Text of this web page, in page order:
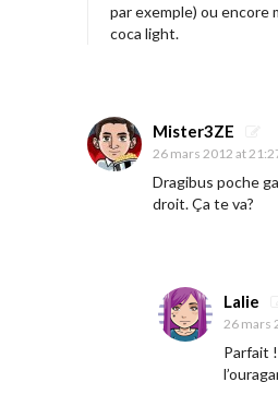
par exemple) ou encore
coca light.
Mister3ZE
26 mars 2012 at
Dragibus poche
droit. Ça te va?
Lalie
26 mars
Parfait